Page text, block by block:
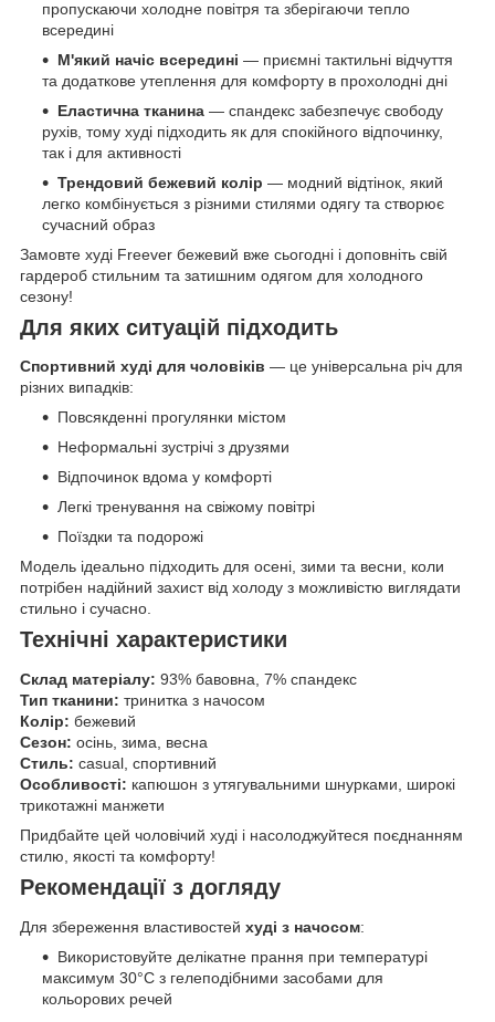
пропускаючи холодне повітря та зберігаючи тепло
всередині
М'який начіс всередині — приємні тактильні відчуття
та додаткове утеплення для комфорту в прохолодні дні
Еластична тканина — спандекс забезпечує свободу
рухів, тому худі підходить як для спокійного відпочинку,
так і для активності
Трендовий бежевий колір — модний відтінок, який
легко комбінується з різними стилями одягу та створює
сучасний образ
Замовте худі Freever бежевий вже сьогодні і доповніть свій
гардероб стильним та затишним одягом для холодного
сезону!
Для яких ситуацій підходить
Спортивний худі для чоловіків — це універсальна річ для
різних випадків:
Повсякденні прогулянки містом
Неформальні зустрічі з друзями
Відпочинок вдома у комфорті
Легкі тренування на свіжому повітрі
Поїздки та подорожі
Модель ідеально підходить для осені, зими та весни, коли
потрібен надійний захист від холоду з можливістю виглядати
стильно і сучасно.
Технічні характеристики
Склад матеріалу: 93% бавовна, 7% спандекс
Тип тканини: тринитка з начосом
Колір: бежевий
Сезон: осінь, зима, весна
Стиль: casual, спортивний
Особливості: капюшон з утягувальними шнурками, широкі
трикотажні манжети
Придбайте цей чоловічий худі і насолоджуйтеся поєднанням
стилю, якості та комфорту!
Рекомендації з догляду
Для збереження властивостей худі з начосом:
Використовуйте делікатне прання при температурі
максимум 30°C з гелеподібними засобами для
кольорових речей